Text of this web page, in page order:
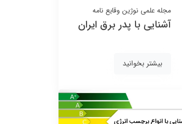
الکتریک
140,000
130,000 تومان
مجله علمی نوژین وقایع نامه
آشنایی با پدر برق ایران
بیشتر بخوانید